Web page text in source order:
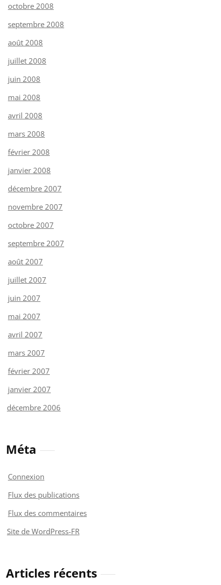
octobre 2008
septembre 2008
août 2008
juillet 2008
juin 2008
mai 2008
avril 2008
mars 2008
février 2008
janvier 2008
décembre 2007
novembre 2007
octobre 2007
septembre 2007
août 2007
juillet 2007
juin 2007
mai 2007
avril 2007
mars 2007
février 2007
janvier 2007
décembre 2006
Méta
Connexion
Flux des publications
Flux des commentaires
Site de WordPress-FR
Articles récents